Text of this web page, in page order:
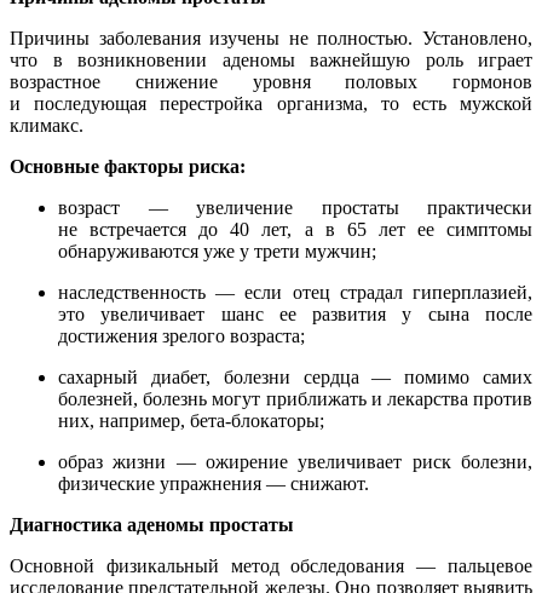
Причины заболевания изучены не полностью. Установлено,
что в возникновении аденомы важнейшую роль играет
возрастное снижение уровня половых гормонов
и последующая перестройка организма, то есть мужской
климакс.
Основные факторы риска:
возраст — увеличение простаты практически
не встречается до 40 лет, а в 65 лет ее симптомы
обнаруживаются уже у трети мужчин;
наследственность — если отец страдал гиперплазией,
это увеличивает шанс ее развития у сына после
достижения зрелого возраста;
сахарный диабет, болезни сердца — помимо самих
болезней, болезнь могут приближать и лекарства против
них, например, бета-блокаторы;
образ жизни — ожирение увеличивает риск болезни,
физические упражнения — снижают.
Диагностика аденомы простаты
Основной физикальный метод обследования — пальцевое
исследование предстательной железы. Оно позволяет выявить